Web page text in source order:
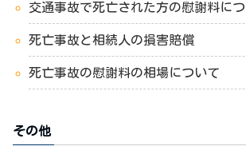
交通事故で死亡された方の慰謝料に
死亡事故と相続人の損害賠償
死亡事故の慰謝料の相場について
その他